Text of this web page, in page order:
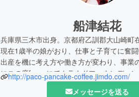
船津結花
兵庫県三木市出身。京都府乙訓郡大山崎町
現在1歳半の娘がおり、仕事と子育てに奮闘
出産を機に考え方や働き方が変わり、事業
にこの度faavoにてクラウドファウンディン
いたしました。
http://paco-pancake-coffee.jimdo.com/
メッセージを送る